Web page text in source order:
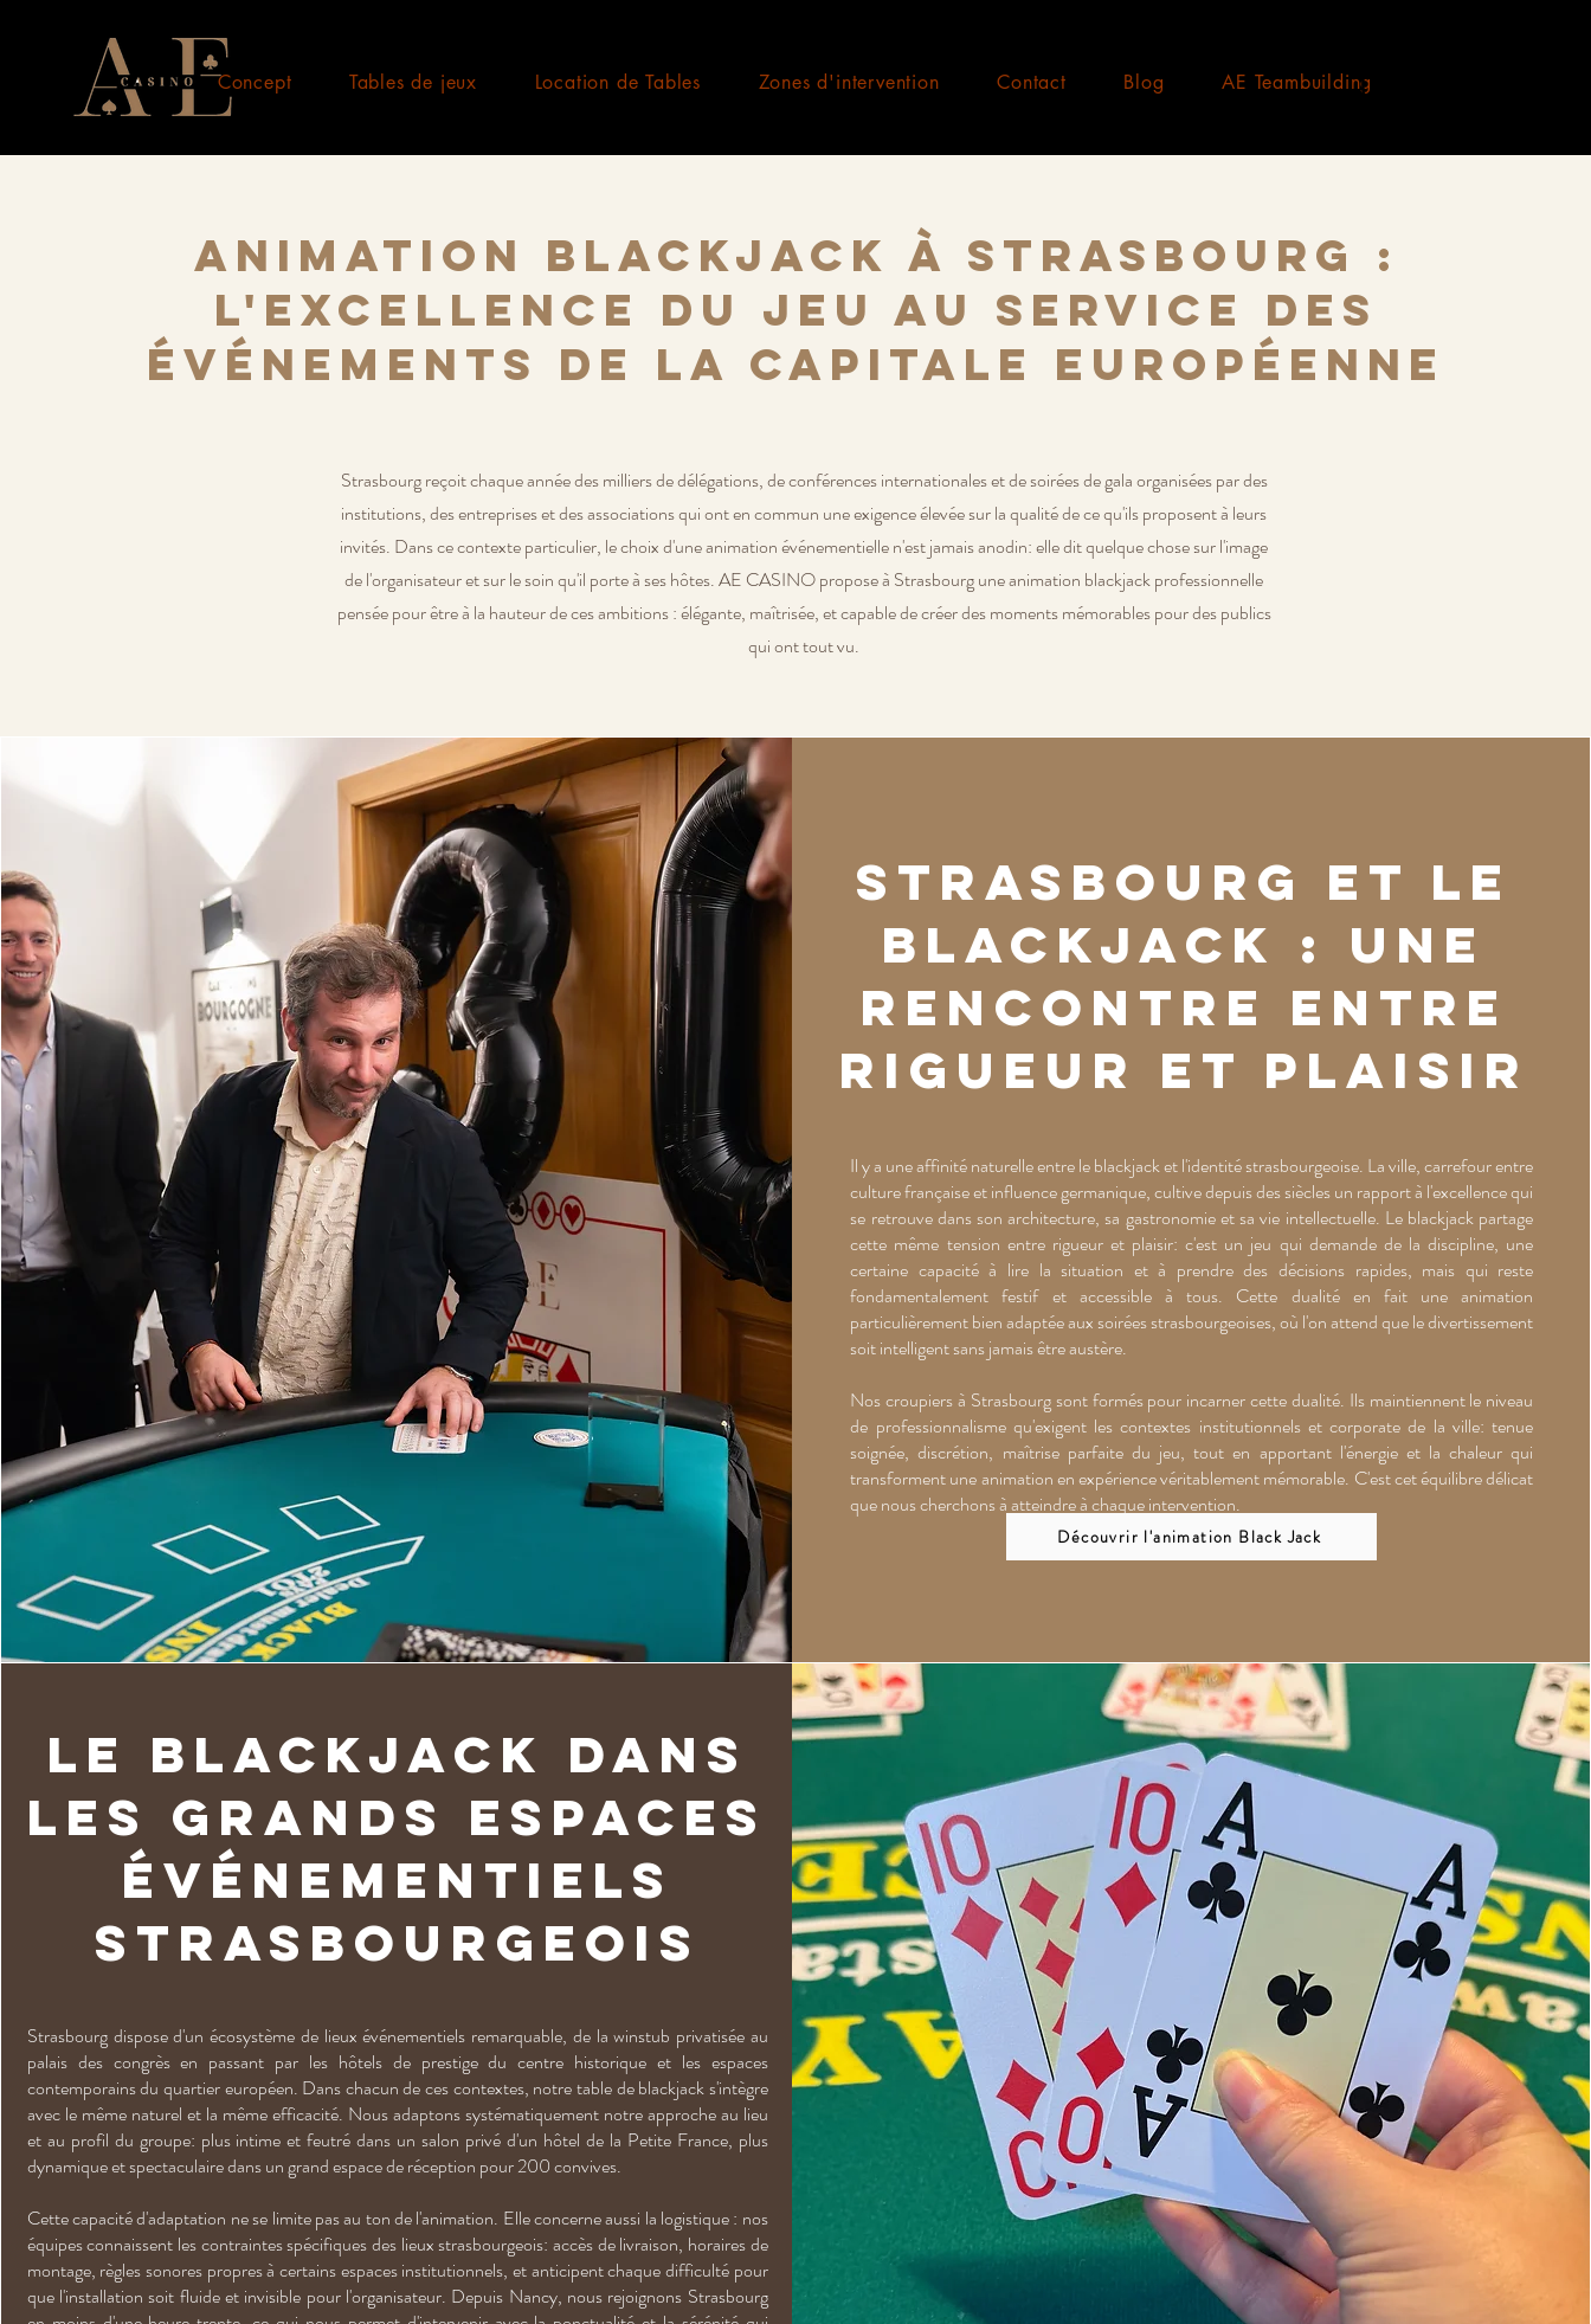
Concept Tables de jeux Location de Tables Zones d'intervention Contact Blog AE Teambuilding
Animation Blackjack à Strasbourg :
l'excellence du jeu au service des
événements de la capitale européenne
Strasbourg reçoit chaque année des milliers de délégations, de conférences internationales et de soirées de gala organisées par des
institutions, des entreprises et des associations qui ont en commun une exigence élevée sur la qualité de ce qu'ils proposent à leurs
invités. Dans ce contexte particulier, le choix d'une animation événementielle n'est jamais anodin: elle dit quelque chose sur l'image
de l'organisateur et sur le soin qu'il porte à ses hôtes. AE CASINO propose à Strasbourg une animation blackjack professionnelle
pensée pour être à la hauteur de ces ambitions : élégante, maîtrisée, et capable de créer des moments mémorables pour des publics
qui ont tout vu.
Strasbourg et le
blackjack : une
rencontre entre
rigueur et plaisir
Il y a une affinité naturelle entre le blackjack et l'identité strasbourgeoise. La ville, carrefour entre
culture française et influence germanique, cultive depuis des siècles un rapport à l'excellence qui
se retrouve dans son architecture, sa gastronomie et sa vie intellectuelle. Le blackjack partage
cette même tension entre rigueur et plaisir: c'est un jeu qui demande de la discipline, une
certaine capacité à lire la situation et à prendre des décisions rapides, mais qui reste
fondamentalement festif et accessible à tous. Cette dualité en fait une animation
particulièrement bien adaptée aux soirées strasbourgeoises, où l'on attend que le divertissement
soit intelligent sans jamais être austère.
Nos croupiers à Strasbourg sont formés pour incarner cette dualité. Ils maintiennent le niveau
de professionnalisme qu'exigent les contextes institutionnels et corporate de la ville: tenue
soignée, discrétion, maîtrise parfaite du jeu, tout en apportant l'énergie et la chaleur qui
transforment une animation en expérience véritablement mémorable. C'est cet équilibre délicat
que nous cherchons à atteindre à chaque intervention.
Découvrir l'animation Black Jack
Le blackjack dans
les grands espaces
événementiels
strasbourgeois
Strasbourg dispose d'un écosystème de lieux événementiels remarquable, de la winstub privatisée au
palais des congrès en passant par les hôtels de prestige du centre historique et les espaces
contemporains du quartier européen. Dans chacun de ces contextes, notre table de blackjack s'intègre
avec le même naturel et la même efficacité. Nous adaptons systématiquement notre approche au lieu
et au profil du groupe: plus intime et feutré dans un salon privé d'un hôtel de la Petite France, plus
dynamique et spectaculaire dans un grand espace de réception pour 200 convives.
Cette capacité d'adaptation ne se limite pas au ton de l'animation. Elle concerne aussi la logistique : nos
équipes connaissent les contraintes spécifiques des lieux strasbourgeois: accès de livraison, horaires de
montage, règles sonores propres à certains espaces institutionnels, et anticipent chaque difficulté pour
que l'installation soit fluide et invisible pour l'organisateur. Depuis Nancy, nous rejoignons Strasbourg